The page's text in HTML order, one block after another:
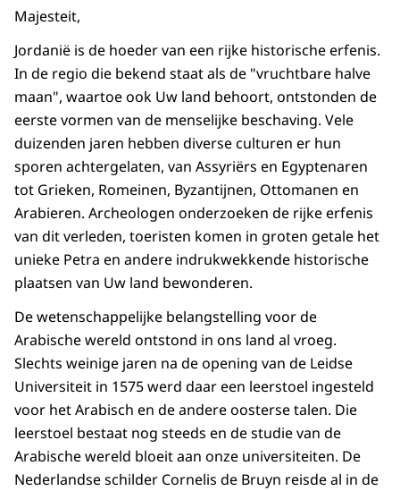
Majesteit,
Jordanië is de hoeder van een rijke historische erfenis.
In de regio die bekend staat als de "vruchtbare halve
maan", waartoe ook Uw land behoort, ontstonden de
eerste vormen van de menselijke beschaving. Vele
duizenden jaren hebben diverse culturen er hun
sporen achtergelaten, van Assyriërs en Egyptenaren
tot Grieken, Romeinen, Byzantijnen, Ottomanen en
Arabieren. Archeologen onderzoeken de rijke erfenis
van dit verleden, toeristen komen in groten getale het
unieke Petra en andere indrukwekkende historische
plaatsen van Uw land bewonderen.
De wetenschappelijke belangstelling voor de
Arabische wereld ontstond in ons land al vroeg.
Slechts weinige jaren na de opening van de Leidse
Universiteit in 1575 werd daar een leerstoel ingesteld
voor het Arabisch en de andere oosterse talen. Die
leerstoel bestaat nog steeds en de studie van de
Arabische wereld bloeit aan onze universiteiten. De
Nederlandse schilder Cornelis de Bruyn reisde al in de